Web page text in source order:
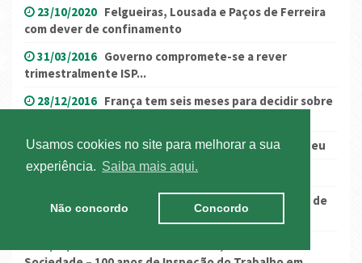
Usamos cookies no site para melhorar a sua
experiência.
Saiba mais aqui.
Não concordo Concordo
23/10/2020 Felgueiras, Lousada e Paços de Ferreira
com dever de confinamento
31/03/2016 Governo compromete-se a rever
trimestralmente ISP...
28/12/2016 França tem seis meses para decidir sobre
26/02/2024 Presidência belga do Conselho Europeu
15/03/2019 Relatório Único 2018
26/12/2022
França: destacamento de motoristas de